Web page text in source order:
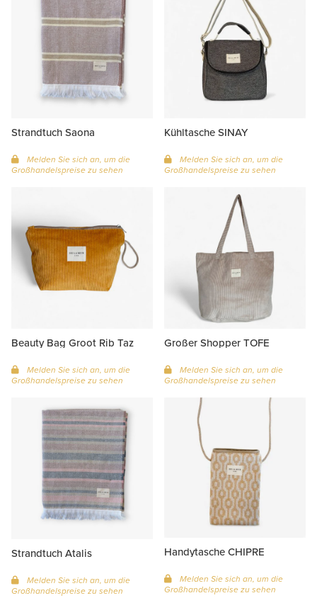
Strandtuch Saona
Melden Sie sich an, um die
Großhandelspreise zu sehen
Kühltasche SINAY
Melden Sie sich an, um die
Großhandelspreise zu sehen
Beauty Bag Groot Rib Taz
Melden Sie sich an, um die
Großhandelspreise zu sehen
Großer Shopper TOFE
Melden Sie sich an, um die
Großhandelspreise zu sehen
Strandtuch Atalis
Melden Sie sich an, um die
Großhandelspreise zu sehen
Handytasche CHIPRE
Melden Sie sich an, um die
Großhandelspreise zu sehen